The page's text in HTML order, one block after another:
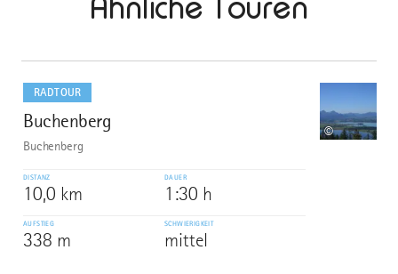
Ähnliche Touren
RADTOUR
1
Buchenberg
©
Buchenberg
DISTANZ
10,0 km
DAUER
1:30 h
AUFSTIEG
338 m
SCHWIERIGKEIT
mittel
dazu